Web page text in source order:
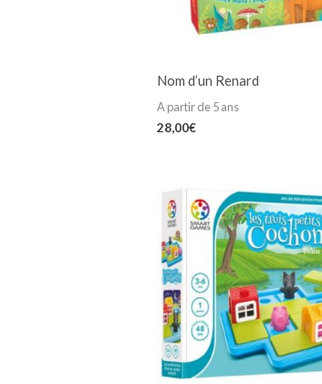
Nom d’un Renard
A partir de 5 ans
28,00€